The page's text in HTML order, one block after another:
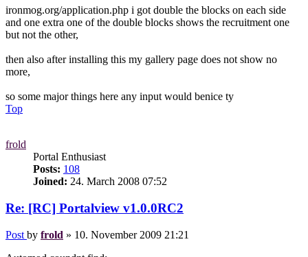
ironmog.org/application.php i got double the blocks on each side
and one extra one of the double blocks shows the recruitment one
but not the other,
then also after installing this my gallery page does not show no
more,
so some major things here any input would benice ty
Top
frold
Portal Enthusiast
Posts: 108
Joined: 24. March 2008 07:52
Re: [RC] Portalview v1.0.0RC2
Post by frold » 10. November 2009 21:21